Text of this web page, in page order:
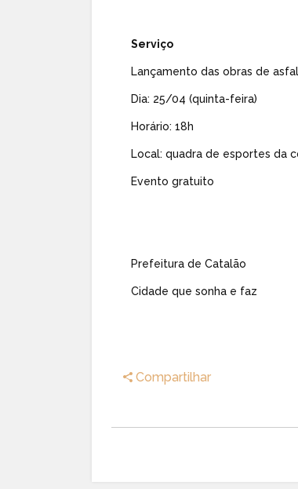
Serviço
Lançamento das obras de
Dia: 25/04 (quinta-feira)
Horário: 18h
Local: quadra de esportes da
Evento gratuito
Prefeitura de Catalão
Cidade que sonha e faz
Compartilhar